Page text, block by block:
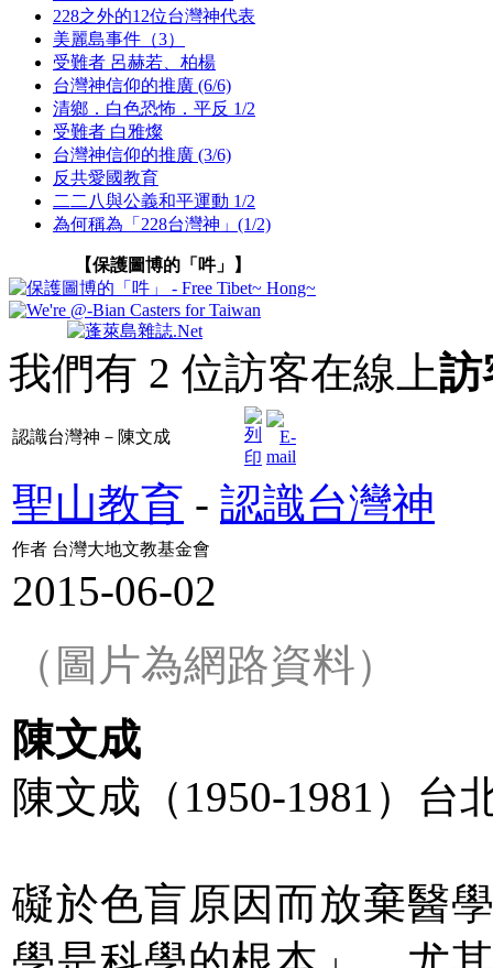
228之外的12位台灣神代表
美麗島事件（3）
受難者 呂赫若、柏楊
台灣神信仰的推廣 (6/6)
清鄉．白色恐怖．平反 1/2
受難者 白雅燦
台灣神信仰的推廣 (3/6)
反共愛國教育
二二八與公義和平運動 1/2
為何稱為「228台灣神」(1/2)
【保護圖博的「吽」】
我們有 2 位訪客在線上訪
認識台灣神－陳文成
聖山教育 - 認識台灣神
作者 台灣大地文教基金會
2015-06-02
（圖片為網路資料）
陳文成
陳文成（1950-1981）台
礙於色盲原因而放棄醫